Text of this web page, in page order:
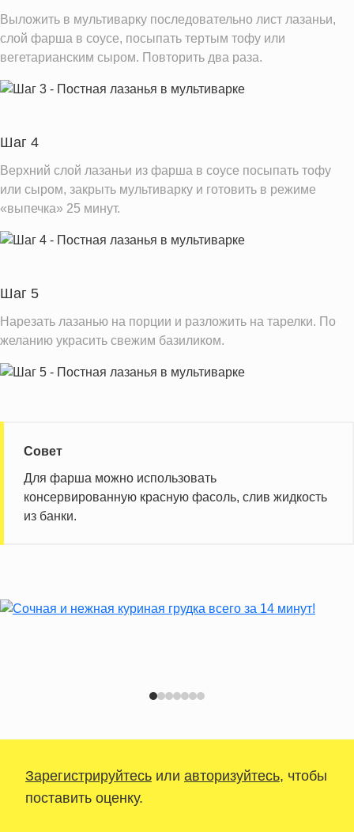
Выложить в мультиварку последовательно лист лазаньи,
слой фарша в соусе, посыпать тертым тофу или
вегетарианским сыром. Повторить два раза.
Шаг 4
Верхний слой лазаньи из фарша в соусе посыпать тофу
или сыром, закрыть мультиварку и готовить в режиме
«выпечка» 25 минут.
Шаг 5
Нарезать лазанью на порции и разложить на тарелки. По
желанию украсить свежим базиликом.
Совет
Для фарша можно использовать
консервированную красную фасоль, слив жидкость
из банки.
Зарегистрируйтесь или авторизуйтесь, чтобы
поставить оценку.